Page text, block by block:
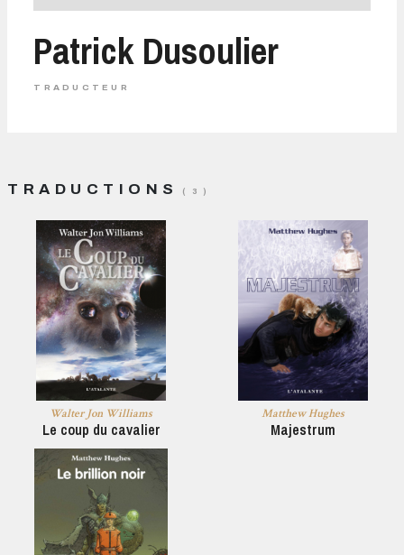
Patrick Dusoulier
TRADUCTEUR
TRADUCTIONS ( 3 )
Walter Jon Williams
Le coup du cavalier
Matthew Hughes
Majestrum